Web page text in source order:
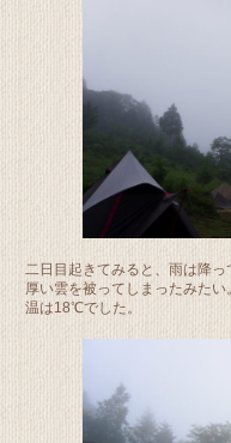
二日目起きてみると、雨は降
厚い雲を被ってしまったみた
温は18℃でした。